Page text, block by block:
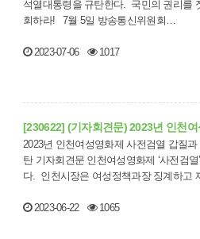
석열대통령을 규탄한다. 국민의 권리를
회하라! 7월 5일 방송통신위원회…
2023-07-06 1017
[230622] (기자회견문) 2023년 인천
2023년 인천여성영화제 사전검열 갑질
탄 기자회견문 인천여성영화제 ‘사전검열’은 차별 행위이자 갑질행정이
다. 인천시장은 여성정책과장 징계하고
2023-06-22 1065